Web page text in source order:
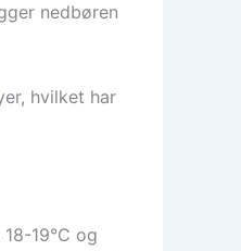
nedbøren
hvilket har
19°C og